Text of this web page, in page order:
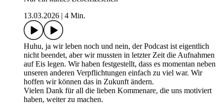
13.03.2026 | 4 Min.
Huhu, ja wir leben noch und nein, der Podcast ist eigentlich
nicht beendet, aber wir mussten in letzter Zeit die Aufnahmen
auf Eis legen. Wir haben festgestellt, dass es momentan neben
unseren anderen Verpflichtungen einfach zu viel war. Wir
hoffen wir können das in Zukunft ändern.
Vielen Dank für all die lieben Kommenare, die uns motiviert
haben, weiter zu machen.